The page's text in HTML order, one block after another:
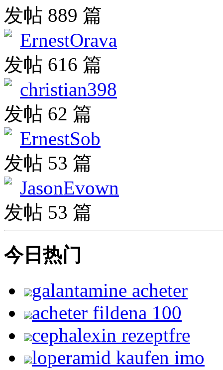
发帖 889 篇
ErnestOrava
发帖 616 篇
christian398
发帖 62 篇
ErnestSob
发帖 53 篇
JasonEvown
发帖 53 篇
今日热门
galantamine acheter
acheter fildena 100
cephalexin rezeptfre
loperamid kaufen imo